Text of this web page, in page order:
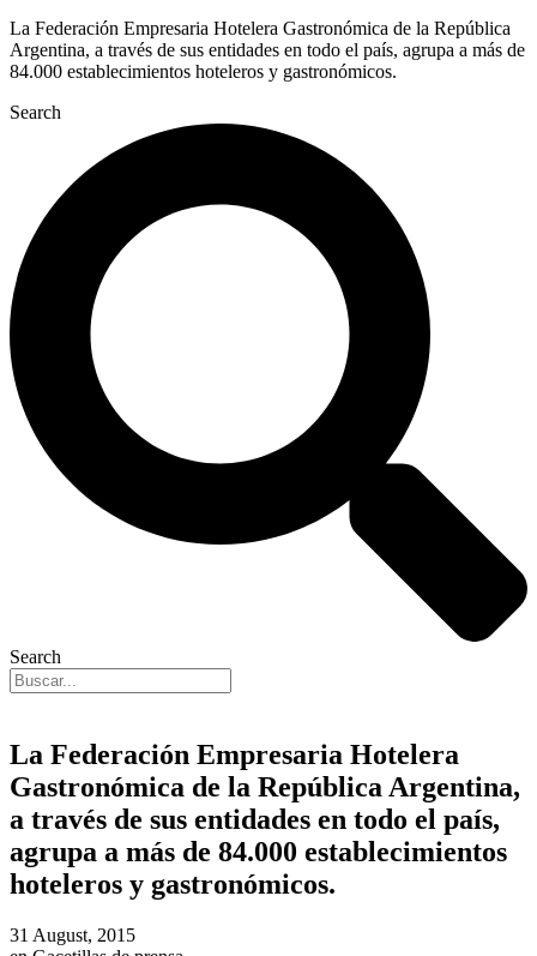
La Federación Empresaria Hotelera Gastronómica de la República
Argentina, a través de sus entidades en todo el país, agrupa a más de
84.000 establecimientos hoteleros y gastronómicos.
Search
Search
La Federación Empresaria Hotelera
Gastronómica de la República Argentina,
a través de sus entidades en todo el país,
agrupa a más de 84.000 establecimientos
hoteleros y gastronómicos.
31 August, 2015